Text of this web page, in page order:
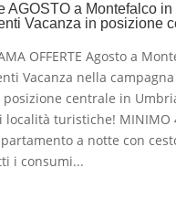
AGOSTO a Montefalco in
Vacanza in posizione
OFFERTE Agosto a
Vacanza nella
posizione centrale in
località turistiche! MINIMO
a notte con
i consumi...